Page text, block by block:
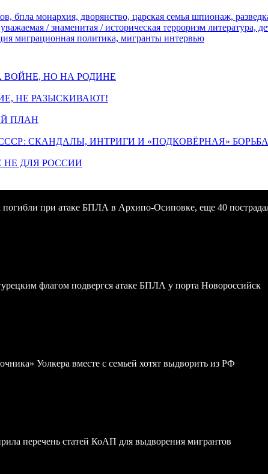
бпла монархия, дворянство, царская семья шпионаж,
/ знаменитая / историческая терроризм литература,
миграционная политика, мигранты интервью
ВОЙНЕ, НО НА РОДИНЕ
НЕ РАЗЫСКИВАЮТ!
ПЛАН
СКАНДАЛЫ, ИНТРИГИ И «ПОДКОВЁРНАЯ» БОРЬБА
НЕ ДЛЯ РОССИИ
погибли при атаке БПЛА в Архипо-Осиповке, еще 40
флагом подвергся атаке БПЛА у порта Новороссийск
Уолкера вместе с семьей хотят выдворить из РФ
перечень статей КоАП для выдворения мигрантов